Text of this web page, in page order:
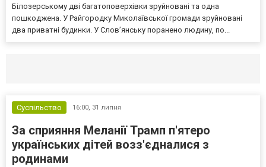
Білозерському дві багатоповерхівки зруйновані та одна
пошкоджена. У Райгородку Миколаївської громади зруйновані
два приватні будинки. У Слов’янську поранено людину, по...
Суспільство 16:00, 31 липня
За сприяння Меланії Трамп п'ятеро
українських дітей возз'єдналися з
родинами